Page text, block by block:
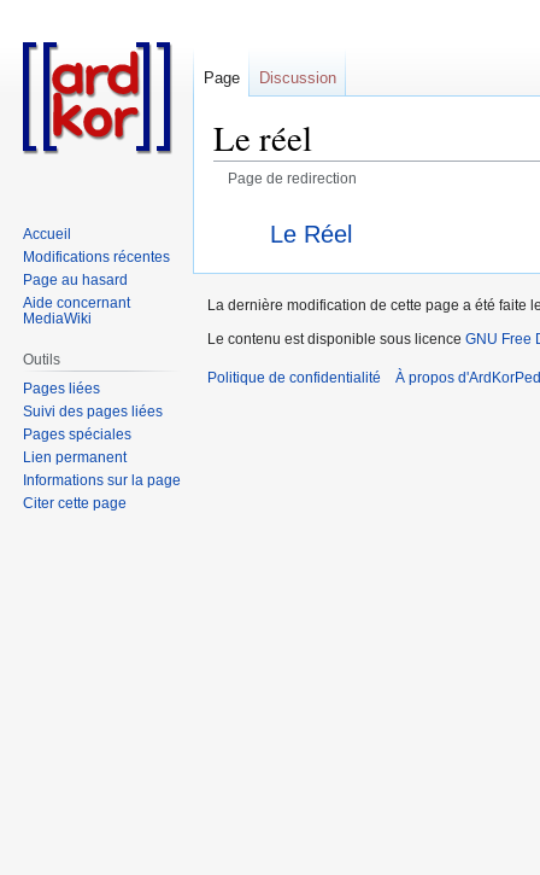
Le réel
Page de redirection
la
navigation
la
recherche
Rediriger vers :
Le Réel
Page Discussion
Accueil
Modifications récentes
Page au hasard
Aide concernant
MediaWiki
Outils
Pages liées
Suivi des pages liées
Pages spéciales
Lien permanent
Informations sur la page
Citer cette page
La dernière modification de cette page a été faite
Le contenu est disponible sous licence GNU Free
Politique de confidentialité À propos